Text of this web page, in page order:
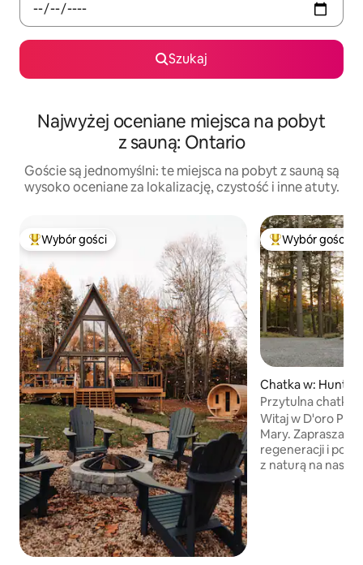
Szukaj
Najwyżej oceniane miejsca na pobyt
z sauną: Ontario
Goście są jednomyślni: te miejsca na pobyt z sauną są
wysoko oceniane za lokalizację, czystość i inne atuty.
Najpopularniejsze z kategorii Wybór gości
Wybór gości Wybór gości
Chatka w:
Przytulna chatka
studiem jogi.
Witaj w D'oro
Mary.
regeneracji i
z naturą na